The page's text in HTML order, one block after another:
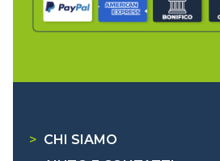
> CHI SIAMO